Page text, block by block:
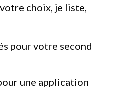
choix, je liste,
pour votre second
une application